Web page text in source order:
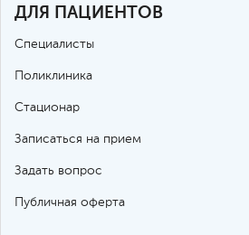
ДЛЯ ПАЦИЕНТОВ
Специалисты
Поликлиника
Стационар
Записаться на прием
Задать вопрос
Публичная оферта